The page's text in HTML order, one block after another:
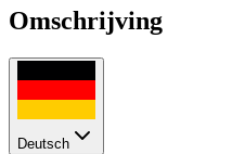
Omschrijving
Deutsch